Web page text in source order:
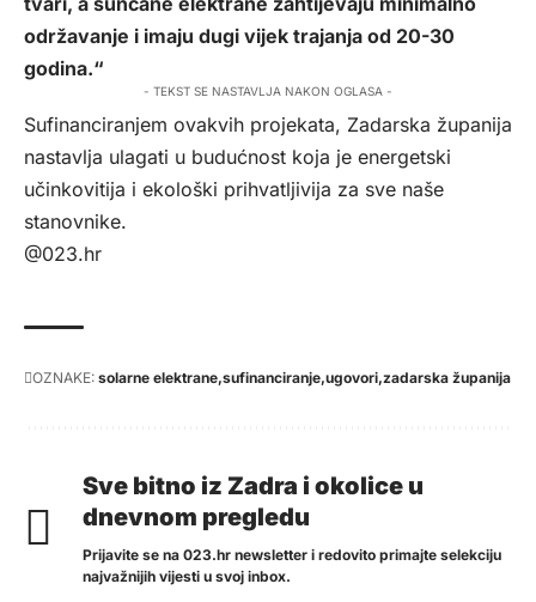
održavanje i imaju dugi vijek trajanja od 20-30
godina.“
- TEKST SE NASTAVLJA NAKON OGLASA -
Sufinanciranjem ovakvih projekata, Zadarska županija
nastavlja ulagati u budućnost koja je energetski
učinkovitija i ekološki prihvatljivija za sve naše
stanovnike.
@023.hr
OZNAKE: solarne elektrane sufinanciranje ugovori zadarska županija
Sve bitno iz Zadra i okolice u
dnevnom pregledu
Prijavite se na 023.hr newsletter i redovito primajte selekciju
najvažnijih vijesti u svoj inbox.